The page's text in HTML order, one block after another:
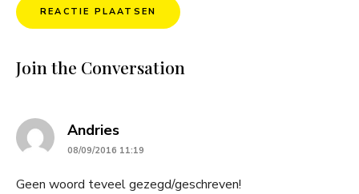
Join the Conversation
Andriessays:
08/09/2016 11:19
Geen woord teveel gezegd/geschreven!